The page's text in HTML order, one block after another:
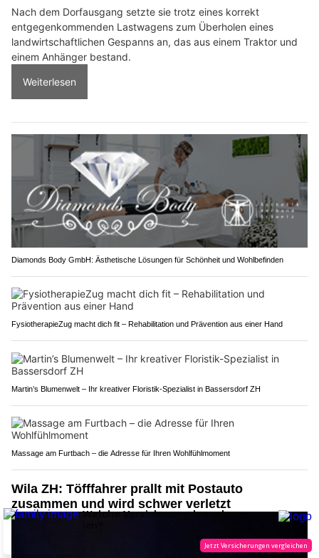
Nach dem Dorfausgang setzte sie trotz eines korrekt
entgegenkommenden Lastwagens zum Überholen eines
landwirtschaftlichen Gespanns an, das aus einem Traktor und
einem Anhänger bestand.
Weiterlesen
Diamonds Body GmbH: Ästhetische Lösungen für Schönheit und Wohlbefinden
FysiotherapieZug macht dich fit – Rehabilitation und Prävention aus einer Hand
Martin’s Blumenwelt – Ihr kreativer Floristik-Spezialist in Bassersdorf ZH
Massage am Furtbach – die Adresse für Ihren Wohlfühlmoment
Wila ZH: Töfffahrer prallt mit Postauto
zusammen und wird schwer verletzt